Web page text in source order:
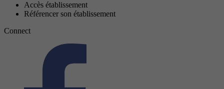
Accès établissement
Référencer son établissement
Connect